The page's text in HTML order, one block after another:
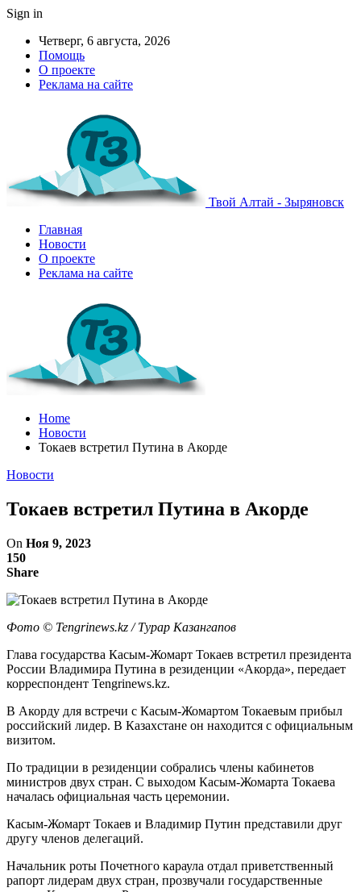
Sign in
Четверг, 6 августа, 2026
Помощь
О проекте
Реклама на сайте
Твой Алтай - Зыряновск
Главная
Новости
О проекте
Реклама на сайте
Home
Новости
Токаев встретил Путина в Акорде
Новости
Токаев встретил Путина в Акорде
On Ноя 9, 2023
150
Share
Фото ©️ Tengrinews.kz / Турар Казангапов
Глава государства Касым-Жомарт Токаев встретил президента
России Владимира Путина в резиденции «Акорда», передает
корреспондент Tengrinews.kz.
В Акорду для встречи с Касым-Жомартом Токаевым прибыл
российский лидер. В Казахстане он находится с официальным
визитом.
По традиции в резиденции собрались члены кабинетов
министров двух стран. С выходом Касым-Жомарта Токаева
началась официальная часть церемонии.
Касым-Жомарт Токаев и Владимир Путин представили друг
другу членов делегаций.
Начальник роты Почетного караула отдал приветственный
рапорт лидерам двух стран, прозвучали государственные